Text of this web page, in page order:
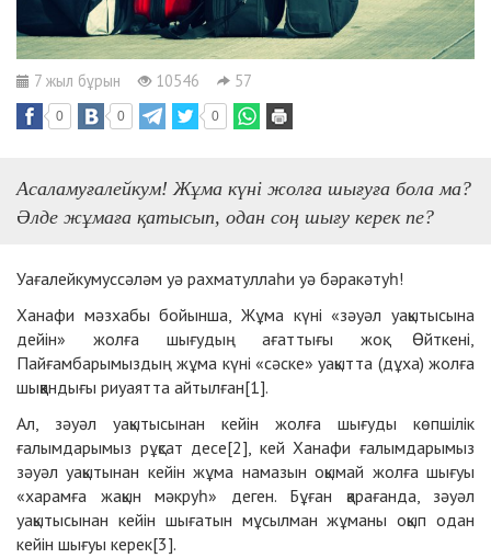
7 жыл бұрын 10546 57
0 0 0
Асаламуғалейкум! Жұма күні жолға шығуға бола ма?
Әлде жұмаға қатысып, одан соң шығу керек пе?
Уағалейкумуссәләм уә рахматуллаһи уә бәракәтуһ!
Ханафи мәзхабы бойынша, Жұма күні «зәуәл уақытысына
дейін» жолға шығудың ағаттығы жоқ. Өйткені,
Пайғамбарымыздың жұма күні «сәске» уақытта (дұха) жолға
шыққандығы риуаятта айтылған[1].
Ал, зәуәл уақытысынан кейін жолға шығуды көпшілік
ғалымдарымыз рұқсат десе[2], кей Ханафи ғалымдарымыз
зәуәл уақытынан кейін жұма намазын оқымай жолға шығуы
«харамға жақын мәкруһ» деген. Бұған қарағанда, зәуәл
уақытысынан кейін шығатын мұсылман жұманы оқып одан
кейін шығуы керек[3].